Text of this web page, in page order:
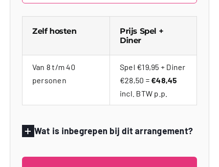
Zelf hosten
Prijs Spel +
Diner
Van 8 t/m 40
personen
Spel €19,95 + Diner
€28,50 =€48,45
incl. BTW p.p.
Wat is inbegrepen bij dit arrangement?